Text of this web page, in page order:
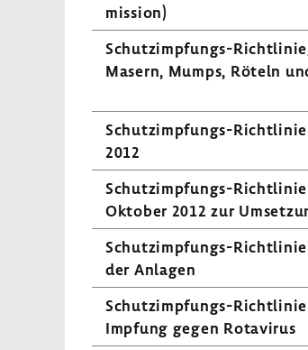
mis­sion)
Schutzimpfungs-​
Masern, Mumps, Röteln
Schutzimpfungs-​
2012
Schutzimpfungs-​
Oktober 2012 zur
Schutzimpfungs-​
der Anlagen
Schutzimpfungs-​
Impfung gegen Rota­virus